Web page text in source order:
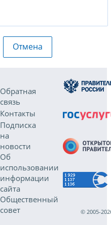
Отмена
Обратная
связь
Контакты
Подписка
на
новости
Об
использовании
информации
сайта
Общественный
совет
© 2005-